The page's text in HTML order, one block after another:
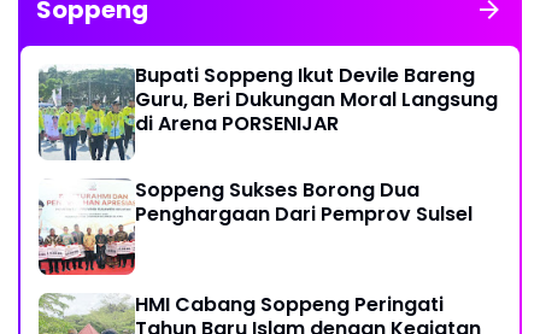
Soppeng
Bupati Soppeng Ikut Devile Bareng
Guru, Beri Dukungan Moral Langsung
di Arena PORSENIJAR
Soppeng Sukses Borong Dua
Penghargaan Dari Pemprov Sulsel
HMI Cabang Soppeng Peringati